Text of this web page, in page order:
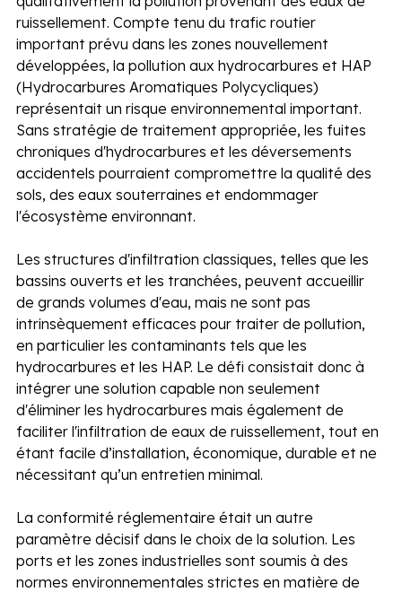
ruissellement. Compte tenu du trafic routier
important prévu dans les zones nouvellement
développées, la pollution aux hydrocarbures et HAP
(Hydrocarbures Aromatiques Polycycliques)
représentait un risque environnemental important.
Sans stratégie de traitement appropriée, les fuites
chroniques d'hydrocarbures et les déversements
accidentels pourraient compromettre la qualité des
sols, des eaux souterraines et endommager
l'écosystème environnant.
Les structures d'infiltration classiques, telles que les
bassins ouverts et les tranchées, peuvent accueillir
de grands volumes d'eau, mais ne sont pas
intrinsèquement efficaces pour traiter de pollution,
en particulier les contaminants tels que les
hydrocarbures et les HAP. Le défi consistait donc à
intégrer une solution capable non seulement
d'éliminer les hydrocarbures mais également de
faciliter l'infiltration de eaux de ruissellement, tout en
étant facile d’installation, économique, durable et ne
nécessitant qu’un entretien minimal.
La conformité réglementaire était un autre
paramètre décisif dans le choix de la solution. Les
ports et les zones industrielles sont soumis à des
normes environnementales strictes en matière de